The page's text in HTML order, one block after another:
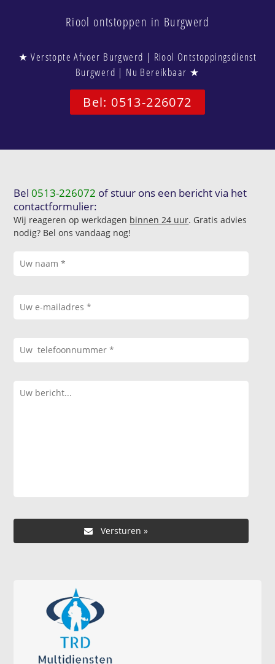
Riool ontstoppen in Burgwerd
★ Verstopte Afvoer Burgwerd | Riool Ontstoppingsdienst
Burgwerd | Nu Bereikbaar ★
Bel: 0513-226072
Bel0513-226072 of stuur ons een bericht via het
contactformulier:
Wij reageren op werkdagen binnen 24 uur. Gratis advies
nodig? Bel ons vandaag nog!